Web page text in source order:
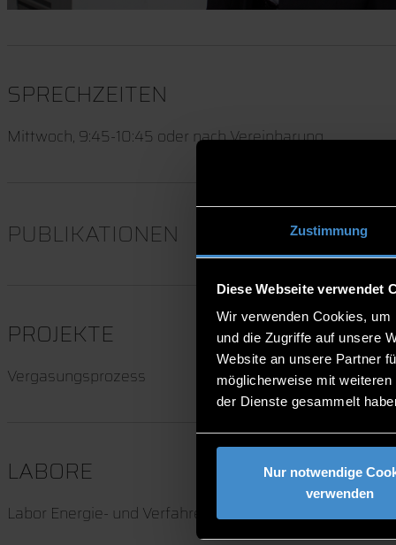
Zustimmung
Diese Webseite verwendet
Wir verwenden Cookies,
und die Zugriffe auf unsere
Website an unsere Partner
möglicherweise mit
der Dienste gesammelt
Nur notwendige
verwenden
SPRECHZEITEN
Mittwoch, 9:45-10:45 oder nach Vereinbarung
PUBLIKATIONEN
PROJEKTE
Vergasungsprozess
LABORE
Labor Energie- und Verfahrenstechnik